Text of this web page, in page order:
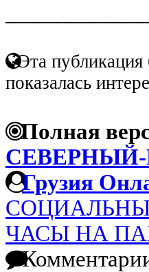
Эта публикация
показалась
Полная
Грузия
ЧАСЫ НА